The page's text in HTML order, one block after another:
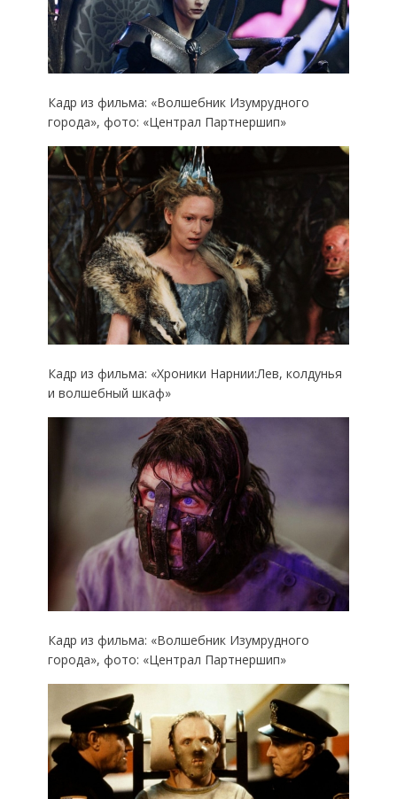
Кадр из фильма: «Волшебник Изумрудного
города», фото: «Централ Партнершип»
Кадр из фильма: «Хроники Нарнии:Лев, колдунья
и волшебный шкаф»
Кадр из фильма: «Волшебник Изумрудного
города», фото: «Централ Партнершип»